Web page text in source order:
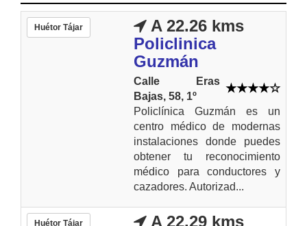
Huétor Tájar
A 22.26 kms
Policlinica
Guzmán
Calle Eras
Bajas, 58, 1º
Policlínica Guzmán es un
centro médico de modernas
instalaciones donde puedes
obtener tu reconocimiento
médico para conductores y
cazadores. Autorizad...
Huétor Tájar
A 22.29 kms